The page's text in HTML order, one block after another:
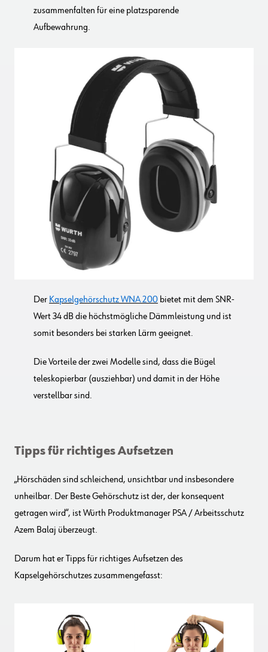
zusammenfalten für eine platzsparende
Aufbewahrung.
Der Kapselgehörschutz WNA 200 bietet mit dem SNR-
Wert 34 dB die höchstmögliche Dämmleistung und ist
somit besonders bei starken Lärm geeignet.
Die Vorteile der zwei Modelle sind, dass die Bügel
teleskopierbar (ausziehbar) und damit in der Höhe
verstellbar sind.
Tipps für richtiges Aufsetzen
„Hörschäden sind schleichend, unsichtbar und insbesondere
unheilbar. Der Beste Gehörschutz ist der, der konsequent
getragen wird“, ist Würth Produktmanager PSA / Arbeitsschutz
Azem Balaj überzeugt.
Darum hat er Tipps für richtiges Aufsetzen des
Kapselgehörschutzes zusammengefasst: